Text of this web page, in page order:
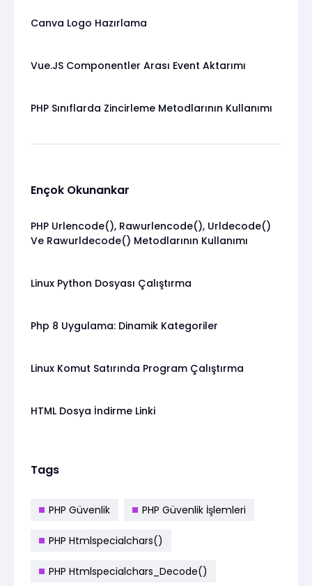
Canva Logo Hazırlama
Vue.JS Componentler Arası Event Aktarımı
PHP Sınıflarda Zincirleme Metodlarının Kullanımı
Ençok Okunankar
PHP Urlencode(), Rawurlencode(), Urldecode()
Ve Rawurldecode() Metodlarının Kullanımı
Linux Python Dosyası Çalıştırma
Php 8 Uygulama: Dinamik Kategoriler
Linux Komut Satırında Program Çalıştırma
HTML Dosya İndirme Linki
Tags
PHP Güvenlik PHP Güvenlik İşlemleri
PHP Htmlspecialchars()
PHP Htmlspecialchars_Decode()